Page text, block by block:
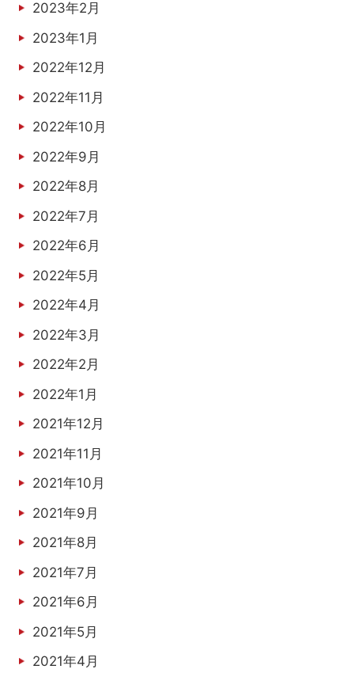
2023年2月
2023年1月
2022年12月
2022年11月
2022年10月
2022年9月
2022年8月
2022年7月
2022年6月
2022年5月
2022年4月
2022年3月
2022年2月
2022年1月
2021年12月
2021年11月
2021年10月
2021年9月
2021年8月
2021年7月
2021年6月
2021年5月
2021年4月